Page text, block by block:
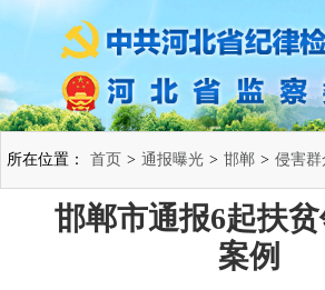
所在位置： 首页 > 通报曝光 > 邯郸 > 侵害群
腐败问题 >
邯郸市通报6起扶
案例